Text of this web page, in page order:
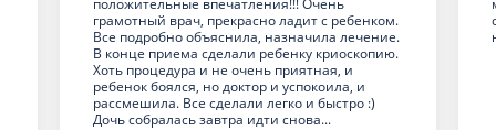
положительные впечатления!!! Очень
грамотный врач, прекрасно ладит с ребенком.
Все подробно объяснила, назначила лечение.
В конце приема сделали ребенку криоскопию.
Хоть процедура и не очень приятная, и
ребенок боялся, но доктор и успокоила, и
рассмешила. Все сделали легко и быстро :)
Дочь собралась завтра идти снова...